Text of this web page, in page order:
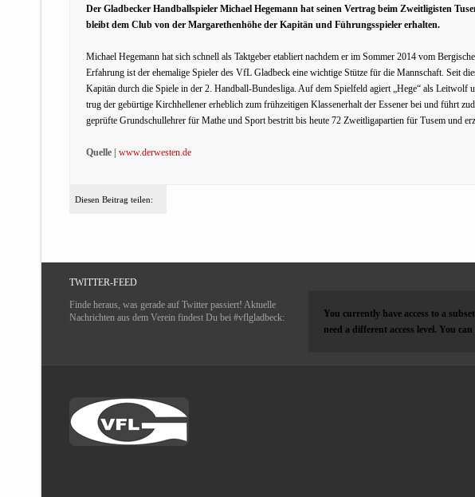
Der Gladbecker Handballspieler Michael Hegemann hat seinen Vertrag beim Zweitligisten
bleibt dem Club von der Margarethenhöhe der Kapitän und Führungsspieler erhalten.
Michael Hegemann hat sich schnell als Taktgeber etabliert nachdem er im Sommer 2014 vom
Erfahrung ist der ehemalige Spieler des VfL Gladbeck eine wichtige Stütze für die Mannschaft. Seit
Kapitän durch die Spiele in der 2. Handball-Bundesliga. Auf dem Spielfeld agiert „Hege“ als Leitwolf
trug der gebürtige Kirchhellener erheblich zum frühzeitigen Klassenerhalt der Essener bei und führt
geprüfte Grundschullehrer für Mathe und Sport bestritt bis heute 72 Zweitligapartien für Tusem und
Quelle | www.derwesten.de
Diesen Beitrag teilen:
TWITTER-FEED
Finde heraus, was gerade auf Twitter passiert! Aktuelle
Nachrichten aus dem Verein findest Du bei #vflgladbeck:
You currently have access to a
need a different access level. You